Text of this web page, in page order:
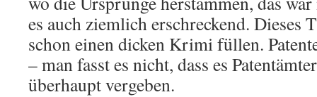
es auch ziemlich erschreckend. Dieses
schon einen dicken Krimi füllen.
– man fasst es nicht, dass es
überhaupt vergeben.